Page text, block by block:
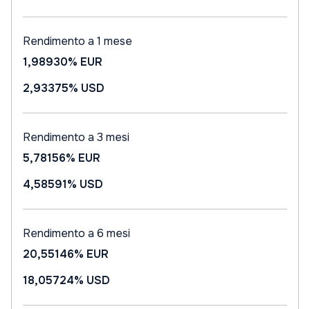
Rendimento a 1 mese
1,98930% EUR
2,93375% USD
Rendimento a 3 mesi
5,78156% EUR
4,58591% USD
Rendimento a 6 mesi
20,55146% EUR
18,05724% USD